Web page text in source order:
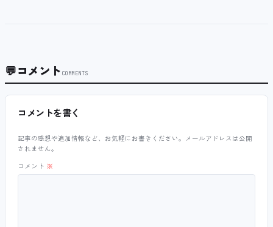
💬コメント COMMENTS
コメントを書く
記事の感想や追加情報など、お気軽にお書きください。メールアドレスは公開
されません。
コメント ※